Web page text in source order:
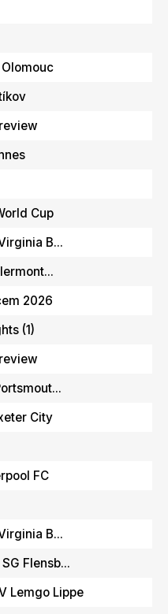
Cup
B...
2026
(1)
City
FC
B...
Flensb...
Lemgo Lippe